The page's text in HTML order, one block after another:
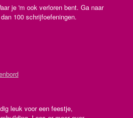
je 'm ook verloren bent. Ga naar
100 schrijfoefeningen.
leuk voor een feestje,